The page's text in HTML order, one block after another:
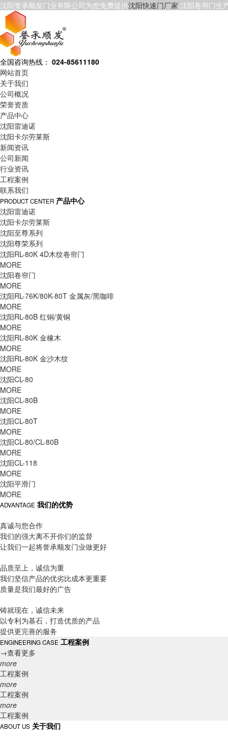
沈阳誉承顺发门业有限公司为您免费提供沈阳快速门厂家,沈阳卷帘门生
全国咨询热线： 024-85611180
网站首页
关于我们
公司概况
荣誉资质
产品中心
沈阳雷迪诺
沈阳卡尔劳莱斯
新闻资讯
公司新闻
行业资讯
工程案例
联系我们
PRODUCT CENTER 产品中心
沈阳雷迪诺
沈阳卡尔劳莱斯
沈阳至尊系列
沈阳尊荣系列
沈阳RL-80K 4D木纹卷帘门
MORE
沈阳卷帘门
MORE
沈阳RL-76K/80K-80T 金属灰/黑咖啡
MORE
沈阳RL-80B 红铜/黄铜
MORE
沈阳RL-80K 金橡木
MORE
沈阳RL-80K 金沙木纹
MORE
沈阳CL-80
MORE
沈阳CL-80B
MORE
沈阳CL-80T
MORE
沈阳CL-80/CL-80B
MORE
沈阳CL-118
MORE
沈阳平滑门
MORE
ADVANTAGE 我们的优势
真诚与您合作
我们的强大离不开你们的监督
让我们一起将誉承顺发门业做更好
品质至上，诚信为重
我们坚信产品的优劣比成本更重要
质量是我们最好的广告
铸就现在，诚信未来
以专利为基石，打造优质的产品
提供更完善的服务
ENGINEERING CASE 工程案例
→查看更多
more
工程案例
more
工程案例
more
工程案例
ABOUT US 关于我们